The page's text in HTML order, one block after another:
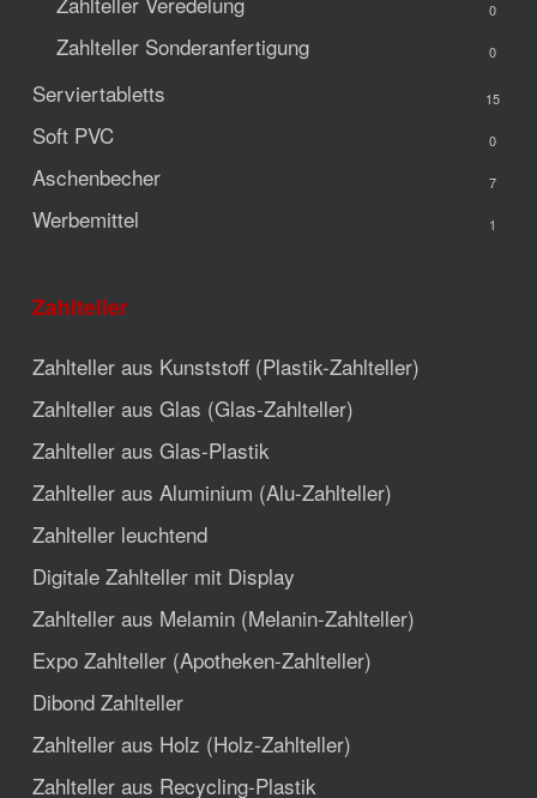
0
Zahlteller Sonderanfertigung 0
Serviertabletts 15
Soft PVC 0
Aschenbecher 7
Werbemittel 1
Zahlteller
Zahlteller aus Kunststoff (Plastik-Zahlteller)
Zahlteller aus Glas (Glas-Zahlteller)
Zahlteller aus Glas-Plastik
Zahlteller aus Aluminium (Alu-Zahlteller)
Zahlteller leuchtend
Digitale Zahlteller mit Display
Zahlteller aus Melamin (Melanin-Zahlteller)
Expo Zahlteller (Apotheken-Zahlteller)
Dibond Zahlteller
Zahlteller aus Holz (Holz-Zahlteller)
Zahlteller aus Recycling-Plastik